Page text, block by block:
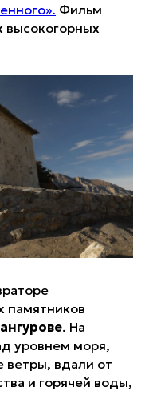
Фильм
высокогорных
памятников
. На
уровнем моря,
ветры, вдали от
и горячей воды,